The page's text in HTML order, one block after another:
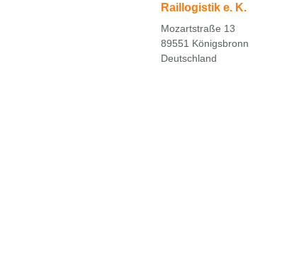
Raillogistik e. K.
Mozartstraße 13
89551 Königsbronn
Deutschland